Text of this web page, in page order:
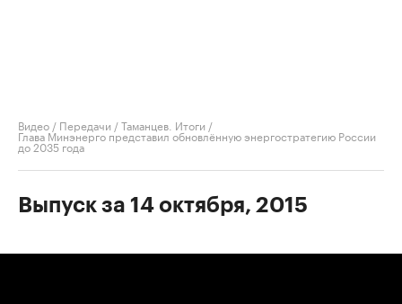
Видео / Передачи /Таманцев. Итоги /
Глава Минэнерго представил обновлённую энергостратегию России
до 2035 года
Выпуск за 14 октября, 2015